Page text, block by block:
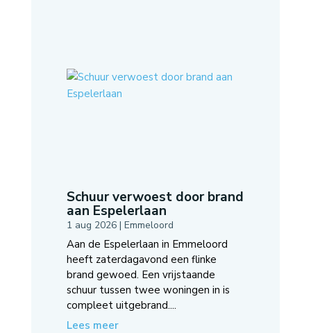
Schuur verwoest door brand
aan Espelerlaan
1 aug 2026| Emmeloord
Aan de Espelerlaan in Emmeloord
heeft zaterdagavond een flinke
brand gewoed. Een vrijstaande
schuur tussen twee woningen in is
compleet uitgebrand....
Lees meer